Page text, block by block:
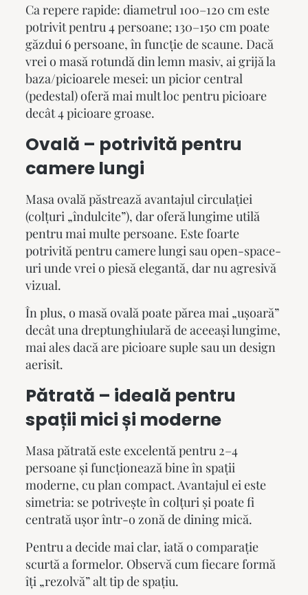
Ca repere rapide: diametrul 100–120 cm este
potrivit pentru 4 persoane; 130–150 cm poate
găzdui 6 persoane, în funcție de scaune. Dacă
vrei o masă rotundă din lemn masiv, ai grijă la
baza/picioarele mesei: un picior central
(pedestal) oferă mai mult loc pentru picioare
decât 4 picioare groase.
Ovală – potrivită pentru
camere lungi
Masa ovală păstrează avantajul circulației
(colțuri „îndulcite”), dar oferă lungime utilă
pentru mai multe persoane. Este foarte
potrivită pentru camere lungi sau open-space-
uri unde vrei o piesă elegantă, dar nu agresivă
vizual.
În plus, o masă ovală poate părea mai „ușoară”
decât una dreptunghiulară de aceeași lungime,
mai ales dacă are picioare suple sau un design
aerisit.
Pătrată – ideală pentru
spații mici și moderne
Masa pătrată este excelentă pentru 2–4
persoane și funcționează bine în spații
moderne, cu plan compact. Avantajul ei este
simetria: se potrivește în colțuri și poate fi
centrată ușor într-o zonă de dining mică.
Pentru a decide mai clar, iată o comparație
scurtă a formelor. Observă cum fiecare formă
îți „rezolvă” alt tip de spațiu.